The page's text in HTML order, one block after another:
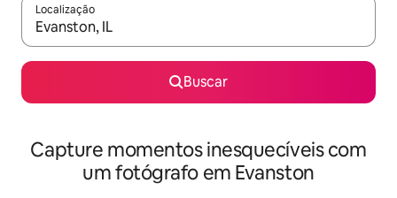
Localização
Quando os resultados estiverem disponíveis, explore-os
Buscar
Capture momentos inesquecíveis com
um fotógrafo em Evanston